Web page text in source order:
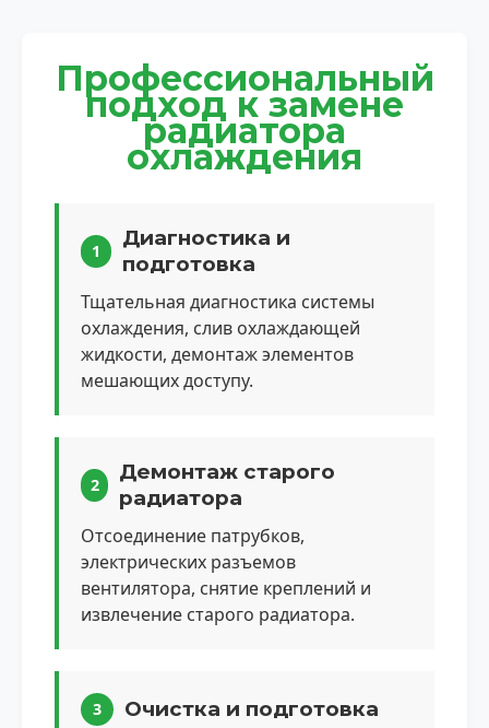
Профессиональный
подход к замене
радиатора
охлаждения
1
Диагностика и
подготовка
Тщательная диагностика системы
охлаждения, слив охлаждающей
жидкости, демонтаж элементов
мешающих доступу.
2
Демонтаж старого
радиатора
Отсоединение патрубков,
электрических разъемов
вентилятора, снятие креплений и
извлечение старого радиатора.
3 Очистка и подготовка